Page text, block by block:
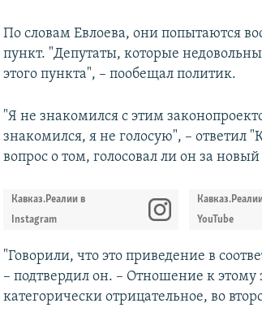
По словам Евлоева, они попытаются
пункт. "Депутаты, которые
этого пункта", – пообещал политик.
"Я не знакомился с этим
знакомился, я не голосую", – ответил
вопрос о том, голосовал ли он за
Кавказ.Реалии в
Instagram
YouTube
"Говорили, что это приведение в
– подтвердил он. – Отношение к
категорически отрицательное, во